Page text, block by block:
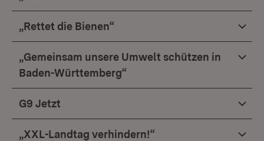
„Rettet die Bienen“
„Gemeinsam unsere Umwelt schützen in
Baden-Württemberg“
G9 Jetzt
„XXL-Landtag verhindern!“